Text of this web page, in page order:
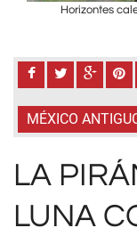
Horizontes
MÉXICO
LA
LUNA